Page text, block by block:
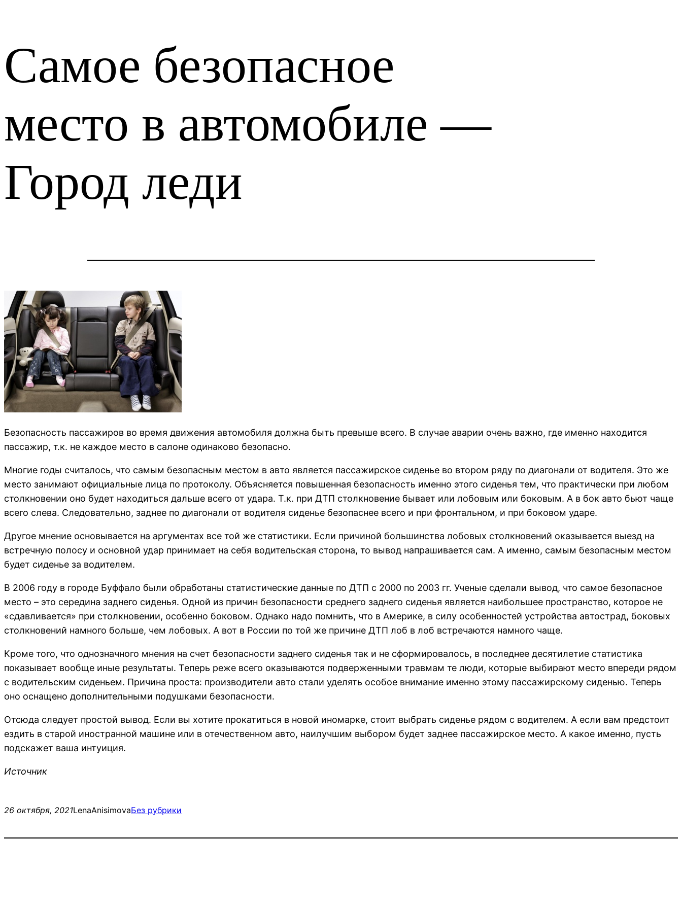
Самое безопасное
место в автомобиле —
Город леди
Безопасность пассажиров во время движения автомобиля должна быть превыше всего. В случае аварии очень важно, где именно находится
пассажир, т.к. не каждое место в салоне одинаково безопасно.
Многие годы считалось, что самым безопасным местом в авто является пассажирское сиденье во втором ряду по диагонали от водителя. Это же
место занимают официальные лица по протоколу. Объясняется повышенная безопасность именно этого сиденья тем, что практически при любом
столкновении оно будет находиться дальше всего от удара. Т.к. при ДТП столкновение бывает или лобовым или боковым. А в бок авто бьют чаще
всего слева. Следовательно, заднее по диагонали от водителя сиденье безопаснее всего и при фронтальном, и при боковом ударе.
Другое мнение основывается на аргументах все той же статистики. Если причиной большинства лобовых столкновений оказывается выезд на
встречную полосу и основной удар принимает на себя водительская сторона, то вывод напрашивается сам. А именно, самым безопасным местом
будет сиденье за водителем.
В 2006 году в городе Буффало были обработаны статистические данные по ДТП с 2000 по 2003 гг. Ученые сделали вывод, что самое безопасное
место – это середина заднего сиденья. Одной из причин безопасности среднего заднего сиденья является наибольшее пространство, которое не
«сдавливается» при столкновении, особенно боковом. Однако надо помнить, что в Америке, в силу особенностей устройства автострад, боковых
столкновений намного больше, чем лобовых. А вот в России по той же причине ДТП лоб в лоб встречаются намного чаще.
Кроме того, что однозначного мнения на счет безопасности заднего сиденья так и не сформировалось, в последнее десятилетие статистика
показывает вообще иные результаты. Теперь реже всего оказываются подверженными травмам те люди, которые выбирают место впереди рядом
с водительским сиденьем. Причина проста: производители авто стали уделять особое внимание именно этому пассажирскому сиденью. Теперь
оно оснащено дополнительными подушками безопасности.
Отсюда следует простой вывод. Если вы хотите прокатиться в новой иномарке, стоит выбрать сиденье рядом с водителем. А если вам предстоит
ездить в старой иностранной машине или в отечественном авто, наилучшим выбором будет заднее пассажирское место. А какое именно, пусть
подскажет ваша интуиция.
Источник
26 октября, 2021LenaAnisimovaБез рубрики